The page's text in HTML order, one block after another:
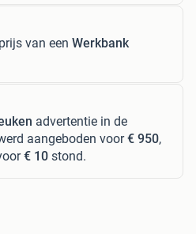
van een Werkbank
advertentie in de
aangeboden voor€ 950,
€ 10 stond.